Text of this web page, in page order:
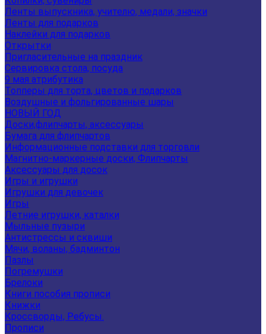
Ленты выпускника, учителю, медали, значки
Ленты для подарков
Наклейки для подарков
Открытки
Пригласительные на праздник
Сервировка стола, посуда
9 мая атрибутика
Топперы для торта, цветов и подарков
Воздушные и фольгированные шары
НОВЫЙ ГОД
Доски,флипчарты, аксессуары
Бумага для флипчартов
Информационные подставки для торговли
Магнитно-маркерные доски, Флипчарты
Аксессуары для досок
Игры и игрушки
Игрушки для девочек
Игры
Летние игрушки, каталки
Мыльные пузыри
Антистрессы и сквиши
Мячи, воланы, бадминтон
Пазлы
Погремушки
Брелоки
Книги пособия прописи
Книжки
Кроссворды, Ребусы.
Прописи